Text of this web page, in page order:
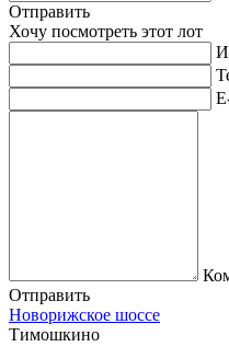
Отправить
Хочу посмотреть этот лот
Отправить
Новорижское шоссе
Тимошкино